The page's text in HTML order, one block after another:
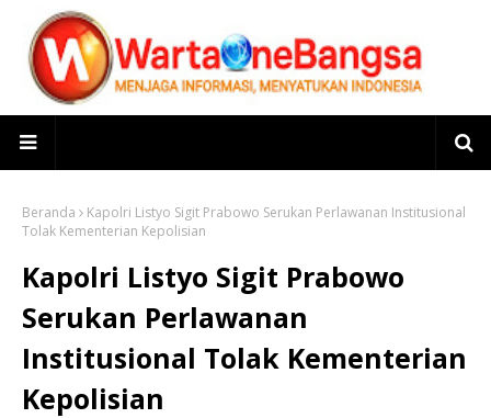
Beranda
Kapolri Listyo Sigit Prabowo Serukan Perlawanan Institusional
Tolak Kementerian Kepolisian
Kapolri Listyo Sigit Prabowo
Serukan Perlawanan
Institusional Tolak Kementerian
Kepolisian